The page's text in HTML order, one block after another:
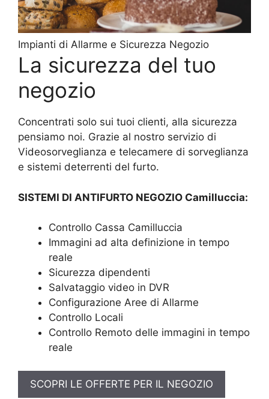
Impianti di Allarme e Sicurezza Negozio
La sicurezza del tuo
negozio
Concentrati solo sui tuoi clienti, alla sicurezza
pensiamo noi. Grazie al nostro servizio di
Videosorveglianza e telecamere di sorveglianza
e sistemi deterrenti del furto.
SISTEMI DI ANTIFURTO NEGOZIO Camilluccia:
Controllo Cassa Camilluccia
Immagini ad alta definizione in tempo
reale
Sicurezza dipendenti
Salvataggio video in DVR
Configurazione Aree di Allarme
Controllo Locali
Controllo Remoto delle immagini in tempo
reale
SCOPRI LE OFFERTE PER IL NEGOZIO